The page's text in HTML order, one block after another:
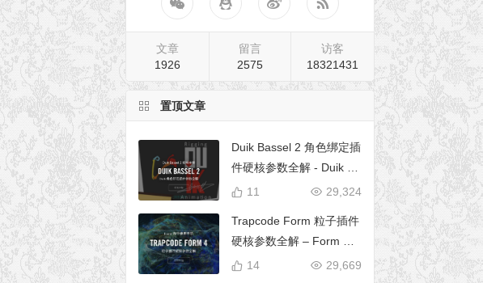
文章
1926
留言
2575
访客
18321431
置顶文章
Duik Bassel 2 角色绑定插
件硬核参数全解 - Duik 16
完全使用手册
29,324
11
Trapcode Form 粒子插件
硬核参数全解 – Form 完
全使用手册
29,669
14